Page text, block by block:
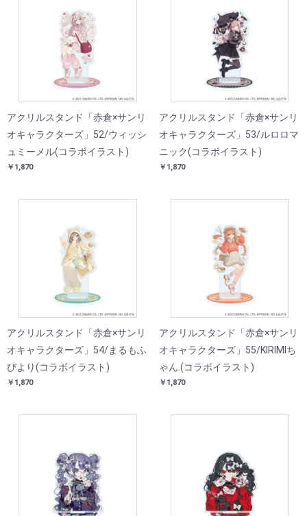
アクリルスタンド「赤倉×サンリ
オキャラクターズ」52/ウィッシ
ュミーメル(コラボイラスト)
￥1,870
アクリルスタンド「赤倉×サンリ
オキャラクターズ」53/ルロロマ
ニック(コラボイラスト)
￥1,870
アクリルスタンド「赤倉×サンリ
オキャラクターズ」54/まるもふ
びより(コラボイラスト)
￥1,870
アクリルスタンド「赤倉×サンリ
オキャラクターズ」55/KIRIMIち
ゃん.(コラボイラスト)
￥1,870